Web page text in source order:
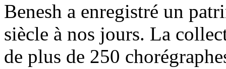
Benesh a enregistré un
siècle à nos jours. La
de plus de 250